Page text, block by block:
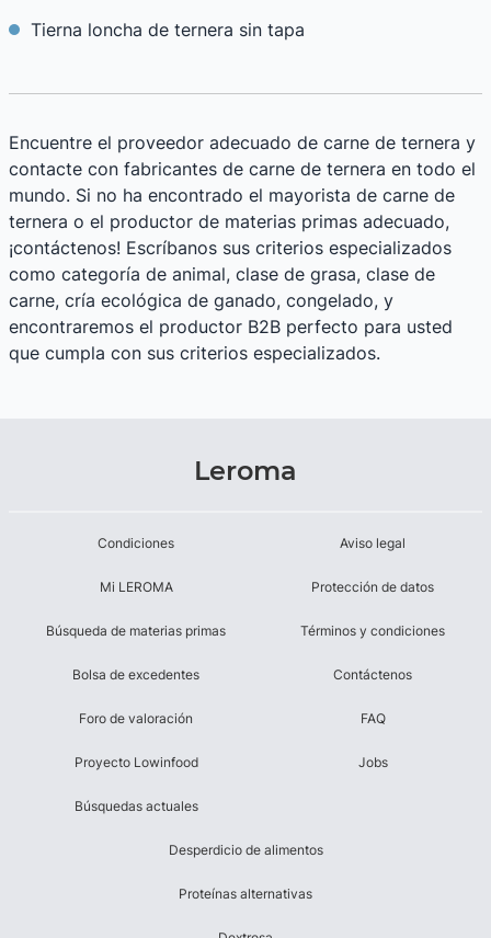
Tierna loncha de ternera sin tapa
Encuentre el proveedor adecuado de carne de ternera y
contacte con fabricantes de carne de ternera en todo el
mundo. Si no ha encontrado el mayorista de carne de
ternera o el productor de materias primas adecuado,
¡contáctenos! Escríbanos sus criterios especializados
como categoría de animal, clase de grasa, clase de
carne, cría ecológica de ganado, congelado, y
encontraremos el productor B2B perfecto para usted
que cumpla con sus criterios especializados.
Leroma
Condiciones
Mi LEROMA
Búsqueda de materias primas
Bolsa de excedentes
Foro de valoración
Proyecto Lowinfood
Búsquedas actuales
Aviso legal
Protección de datos
Términos y condiciones
Contáctenos
FAQ
Jobs
Desperdicio de alimentos
Proteínas alternativas